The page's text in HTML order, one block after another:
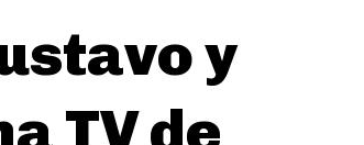
y